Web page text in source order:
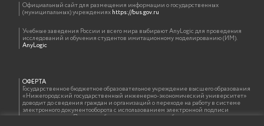
Официальный сайт для размещения информации о государственных
(муниципальных) учрежденияхhttps://bus.gov.ru
Учебные заведения России и всего мира выбирают AnyLogic для проведения
исследований и обучения студентов имитационному моделированию (ИМ).
AnyLogic
ОФЕРТА
Государственное бюджетное образовательное учреждение высшего образования
«Нижегородский государственный инженерно-экономический университет»
доводит до сведения граждан и организаций о переходе на работу в системе
электронного документооборота с использованием электронной подписи
должностных лиц. При этом обращаем внимание, что бумажная копия документа,